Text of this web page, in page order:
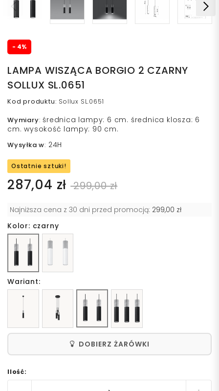
- 4%
LAMPA WISZĄCA BORGIO 2 CZARNY
SOLLUX SL.0651
Kod produktu: Sollux SL.0651
Wymiary: średnica lampy: 6 cm. średnica klosza: 6
cm. wysokość lampy: 90 cm.
Wysyłka w: 24H
Ostatnie sztuki!
287,04 zł 299,00 zł
Najniższa cena z 30 dni przed promocją: 299,00 zł
Kolor: czarny
Wariant:
DOBIERZ ŻARÓWKI
Ilość: